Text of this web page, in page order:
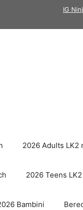
IG
2026 Adults LK2
2026 Teens
Bambini